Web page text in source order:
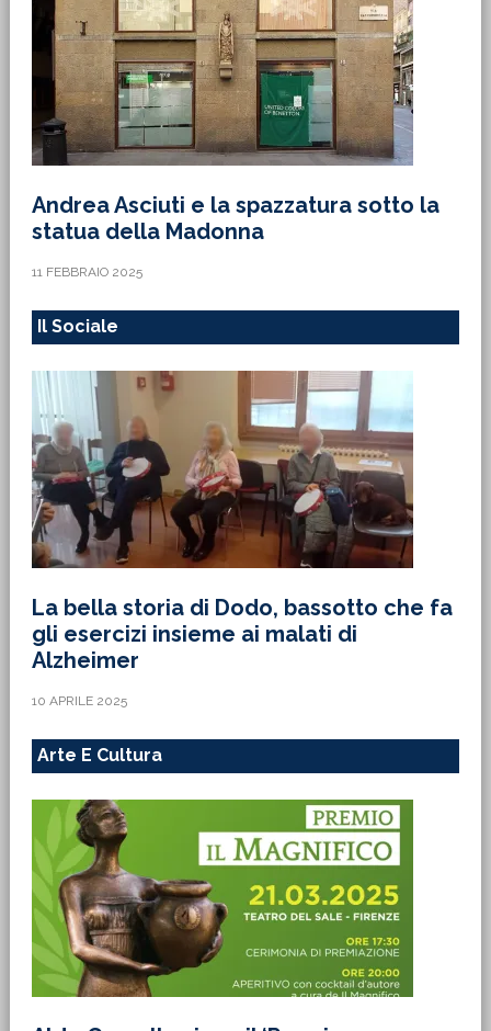
Andrea Asciuti e la spazzatura sotto la
statua della Madonna
11 FEBBRAIO 2025
Il Sociale
La bella storia di Dodo, bassotto che fa
gli esercizi insieme ai malati di
Alzheimer
10 APRILE 2025
Arte E Cultura